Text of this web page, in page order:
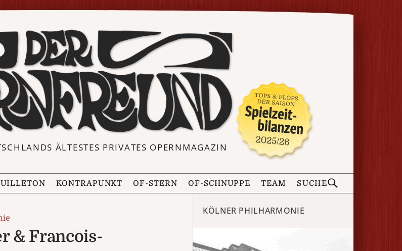
ÄLTESTES PRIVATES OPERNMAGAZIN
KONTRAPUNKT OF-STERN OF-SCHNUPPE TEAM SUCHE
& Francois-
KÖLNER PHILHARMONIE